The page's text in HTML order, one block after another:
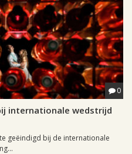
0
internationale wedstrijd
geëindigd bij de internationale